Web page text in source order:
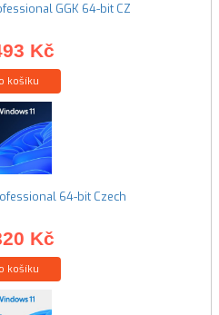
GGK 64-bit CZ
Kč
košíku
64-bit Czech
Kč
košíku